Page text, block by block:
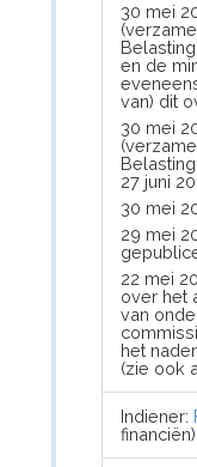
30 mei
en de
van) dit
30 mei
27 juni
30 mei
29 mei
22 mei
over het
van
het
(zie ook
Indiener: